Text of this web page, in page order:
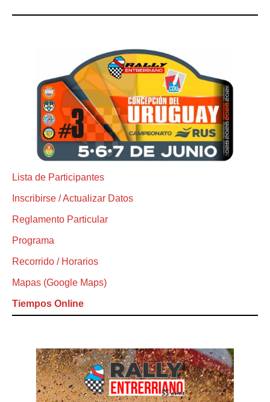
Lista de Participantes
Inscribirse / Actualizar Datos
Reglamento Particular
Programa
Recorrido / Horarios
Mapas (Google Maps)
Tiempos Online